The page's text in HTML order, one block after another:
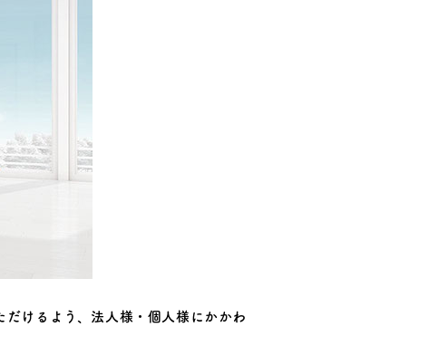
けるよう、法人様・個人様にかかわ